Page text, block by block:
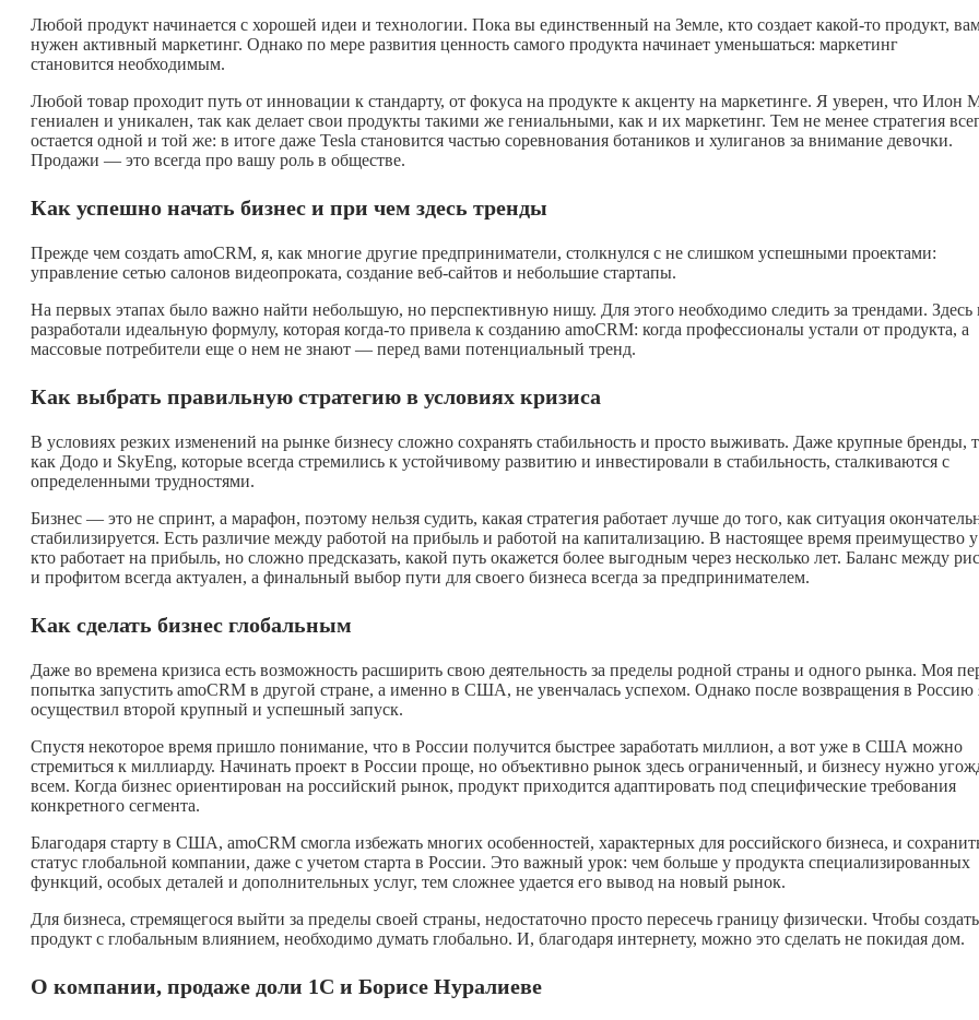
Любой продукт начинается с хорошей идеи и технологии. Пока вы единственный на Земле, кто создает какой-то продукт,
нужен активный маркетинг. Однако по мере развития ценность самого продукта начинает уменьшаться: маркетинг
становится необходимым.
Любой товар проходит путь от инновации к стандарту, от фокуса на продукте к акценту на маркетинге. Я уверен, что Илон
гениален и уникален, так как делает свои продукты такими же гениальными, как и их маркетинг. Тем не менее стратегия
остается одной и той же: в итоге даже Tesla становится частью соревнования ботаников и хулиганов за внимание девочки.
Продажи — это всегда про вашу роль в обществе.
Как успешно начать бизнес и при чем здесь тренды
Прежде чем создать amoCRM, я, как многие другие предприниматели, столкнулся с не слишком успешными проектами:
управление сетью салонов видеопроката, создание веб-сайтов и небольшие стартапы.
На первых этапах было важно найти небольшую, но перспективную нишу. Для этого необходимо следить за трендами.
разработали идеальную формулу, которая когда-то привела к созданию amoCRM: когда профессионалы устали от продукта, а
массовые потребители еще о нем не знают — перед вами потенциальный тренд.
Как выбрать правильную стратегию в условиях кризиса
В условиях резких изменений на рынке бизнесу сложно сохранять стабильность и просто выживать. Даже крупные бренды,
как Додо и SkyEng, которые всегда стремились к устойчивому развитию и инвестировали в стабильность, сталкиваются с
определенными трудностями.
Бизнес — это не спринт, а марафон, поэтому нельзя судить, какая стратегия работает лучше до того, как ситуация
стабилизируется. Есть различие между работой на прибыль и работой на капитализацию. В настоящее время преимущество у
кто работает на прибыль, но сложно предсказать, какой путь окажется более выгодным через несколько лет. Баланс между
и профитом всегда актуален, а финальный выбор пути для своего бизнеса всегда за предпринимателем.
Как сделать бизнес глобальным
Даже во времена кризиса есть возможность расширить свою деятельность за пределы родной страны и одного рынка. Моя
попытка запустить amoCRM в другой стране, а именно в США, не увенчалась успехом. Однако после возвращения в Россию
осуществил второй крупный и успешный запуск.
Спустя некоторое время пришло понимание, что в России получится быстрее заработать миллион, а вот уже в США можно
стремиться к миллиарду. Начинать проект в России проще, но объективно рынок здесь ограниченный, и бизнесу нужно
всем. Когда бизнес ориентирован на российский рынок, продукт приходится адаптировать под специфические требования
конкретного сегмента.
Благодаря старту в США, amoCRM смогла избежать многих особенностей, характерных для российского бизнеса, и
статус глобальной компании, даже с учетом старта в России. Это важный урок: чем больше у продукта специализированных
функций, особых деталей и дополнительных услуг, тем сложнее удается его вывод на новый рынок.
Для бизнеса, стремящегося выйти за пределы своей страны, недостаточно просто пересечь границу физически. Чтобы создать
продукт с глобальным влиянием, необходимо думать глобально. И, благодаря интернету, можно это сделать не покидая дом.
О компании, продаже доли 1С и Борисе Нуралиеве